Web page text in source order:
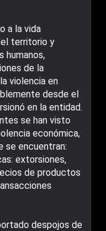
a la vida
territorio y
humanos,
de la
violencia en
desde el
en la entidad.
se han visto
económica,
se encuentran:
extorsiones,
de productos
despojos de